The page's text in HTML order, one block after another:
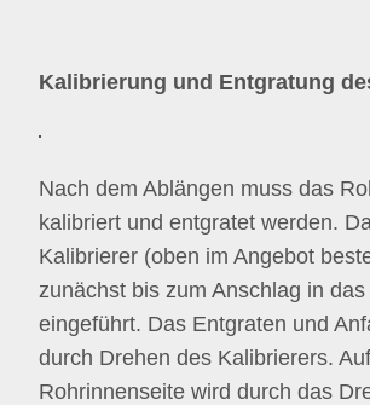
Kalibrierung und Entgratung
Nach dem Ablängen muss das
kalibriert und entgratet werden.
Kalibrierer (oben im Angebot
zunächst bis zum Anschlag in
eingeführt. Das Entgraten und
durch Drehen des Kalibrierers.
Rohrinnenseite wird durch das